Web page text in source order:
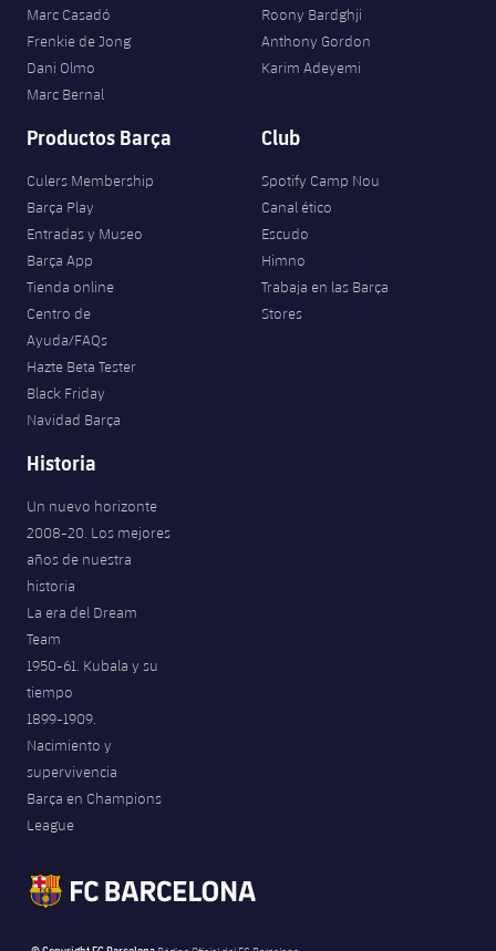
Marc Casadó
Frenkie de Jong
Dani Olmo
Marc Bernal
Roony Bardghji
Anthony Gordon
Karim Adeyemi
Productos Barça
Culers Membership
Barça Play
Entradas y Museo
Barça App
Tienda online
Centro de
Ayuda/FAQs
Hazte Beta Tester
Black Friday
Navidad Barça
Club
Spotify Camp Nou
Canal ético
Escudo
Himno
Trabaja en las Barça
Stores
Historia
Un nuevo horizonte
2008-20. Los mejores
años de nuestra
historia
La era del Dream
Team
1950-61. Kubala y su
tiempo
1899-1909.
Nacimiento y
supervivencia
Barça en Champions
League